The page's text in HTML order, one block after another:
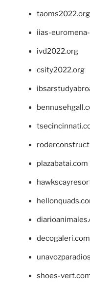
taoms2022.org
iias-
ivd2022.org
csity2022.org
plazabatai.com
decogaleri.com
shoes-